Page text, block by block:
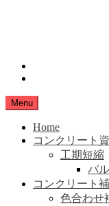
Menu
Home
コンクリート
工期短縮
バ
コンクリート
色合わせ